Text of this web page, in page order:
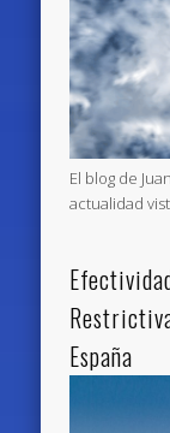
El blog de
actualidad
España